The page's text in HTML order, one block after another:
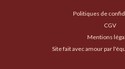
Politiques de
CGV
Mentions
Site fait avec amour par